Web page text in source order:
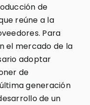
de
reúne a la
Para
el mercado de la
adoptar
de
generación
de un